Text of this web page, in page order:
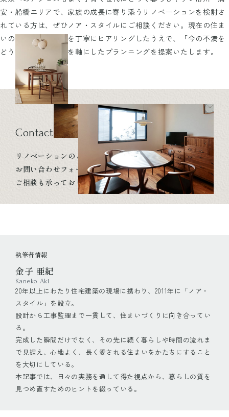
安・船橋エリアで、家族の成長に寄り添うリノベーションを検討さ
れている方は、ぜひノア・スタイルにご相談ください。現在の住ま
いの状況や暮らし方を丁寧にヒアリングしたうえで、「今の不満を
どう解決できるか」を軸にしたプランニングを提案いたします。
Contact us
リノベーションのご相談・ご依頼は、
お問い合わせフォームからご連絡ください。
ご相談も承っております。
執筆者情報
金子 亜紀
Kaneko Aki
20年以上にわたり住宅建築の現場に携わり、2011年に「ノア・
スタイル」を設立。
設計から工事監理まで一貫して、住まいづくりに向き合ってい
る。
完成した瞬間だけでなく、その先に続く暮らしや時間の流れま
で見据え、心地よく、長く愛される住まいをかたちにすること
を大切にしている。
本記事では、日々の実務を通して得た視点から、暮らしの質を
見つめ直すためのヒントを綴っている。